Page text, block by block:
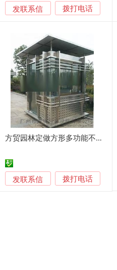
发联系信 拨打电话
方贸园林定做方形多功能不锈钢保安站岗亭
发联系信 拨打电话